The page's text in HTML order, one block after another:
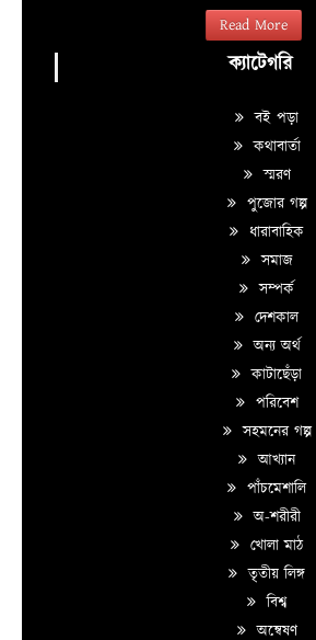
Read More
ক্যাটেগরি
বই পড়া
কথাবার্তা
স্মরণ
পুজোর গল্প
ধারাবাহিক
সমাজ
সম্পর্ক
দেশকাল
অন্য অর্থ
কাটাছেঁড়া
পরিবেশ
সহমনের গল্প
আখ্যান
পাঁচমেশালি
অ-শরীরী
খোলা মাঠ
তৃতীয় লিঙ্গ
বিশ্ব
অন্বেষণ